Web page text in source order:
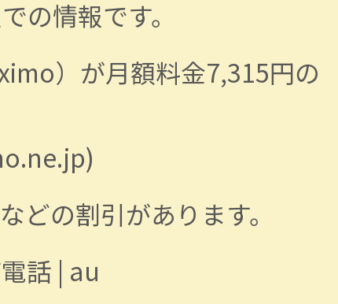
の情報です。
）が月額料金7,315円の
の割引があります。
話 | au